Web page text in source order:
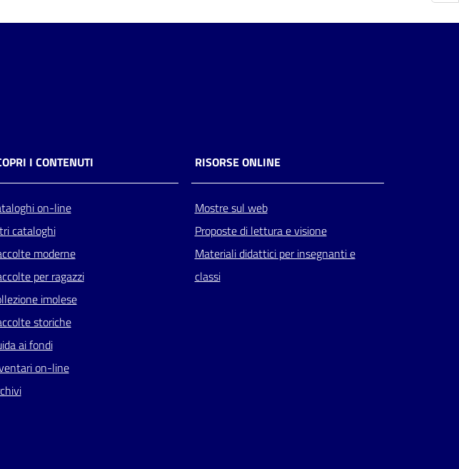
I CONTENUTI
on-line
cataloghi
moderne
per ragazzi
imolese
storiche
ai fondi
on-line
RISORSE ONLINE
Mostre sul web
Proposte di lettura e visione
Materiali didattici per insegnanti e
classi